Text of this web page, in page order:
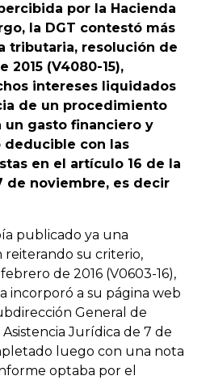
por la Hacienda
la DGT contestó más
tributaria, resolución de
2015 (V4080-15),
intereses liquidados
de un procedimiento
un gasto financiero y
deducible con las
en el artículo 16 de la
de noviembre, es decir
publicado ya una
su criterio,
de 2016 (V0603-16),
incorporó a su página web
General de
Jurídica de 7 de
luego con una nota
optaba por el